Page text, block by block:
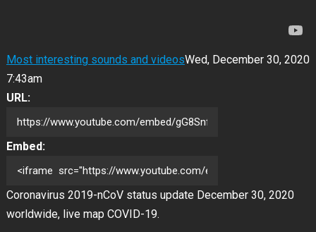
Most interesting sounds and videosWed, December 30, 2020
7:43am
URL:
Embed:
Coronavirus 2019-nCoV status update December 30, 2020
worldwide, live map COVID-19.